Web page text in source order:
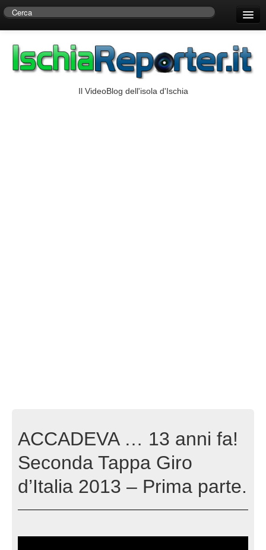
Centro di Ricerche Storiche D’Ambra
Il VideoBlog dell'isola d'Ischia
ACCADEVA … 13 anni fa!
Seconda Tappa Giro
d’Italia 2013 – Prima parte.